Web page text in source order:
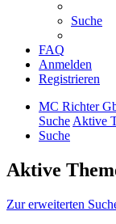
Suche
FAQ
Anmelden
Registrieren
MC Richter
SucheAktive
Suche
Aktive
Zur erweiterten